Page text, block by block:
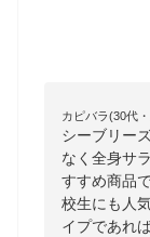
カピバラ(30代
シーブリー
なく全身サ
すすめ商品
校生にも人
イプであれ